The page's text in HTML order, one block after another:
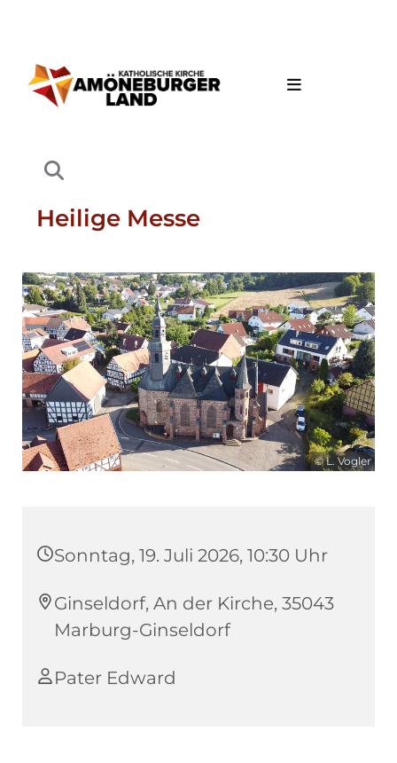
Heilige Messe
© L. Vogler
Sonntag, 19. Juli 2026, 10:30 Uhr
Ginseldorf, An der Kirche, 35043
Marburg-Ginseldorf
Pater Edward